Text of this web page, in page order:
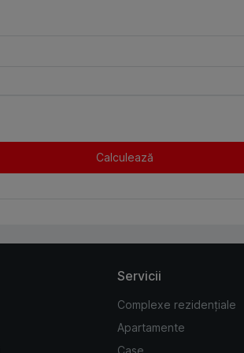
Calculează
Servicii
Complexe rezidențiale
Apartamente